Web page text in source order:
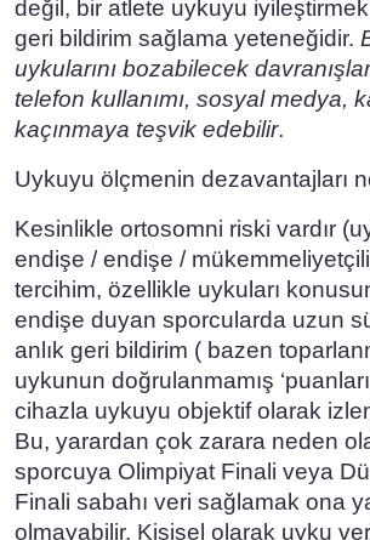
değil, bir atlete uykuyu
geri bildirim sağlama yeteneğidir.
uykularını bozabilecek
telefon kullanımı, sosyal medya,
kaçınmaya teşvik edebilir.
Uykuyu ölçmenin dezavantajları
Kesinlikle ortosomni riski vardır
endişe / endişe /
tercihim, özellikle uykuları
endişe duyan sporcularda uzun
anlık geri bildirim ( bazen
uykunun doğrulanmamış
cihazla uykuyu objektif olarak
Bu, yarardan çok zarara neden
sporcuya Olimpiyat Finali veya
Finali sabahı veri sağlamak ona
olmayabilir. Kişisel olarak uyku